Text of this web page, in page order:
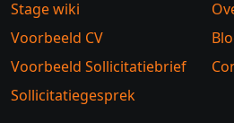
Stage wiki
Voorbeeld CV
Voorbeeld Sollicitatiebrief
Sollicitatiegesprek